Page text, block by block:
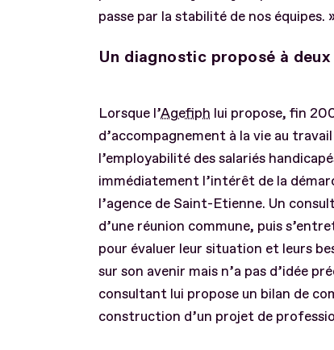
passe par la stabilité de nos équipes.
Un diagnostic proposé à
Lorsque l’Agefiph lui propose, fin
d’accompagnement à la vie au
l’employabilité des salariés
immédiatement l’intérêt de la
l’agence de Saint-Etienne. Un
d’une réunion commune, puis
pour évaluer leur situation et leurs
sur son avenir mais n’a pas d’idée
consultant lui propose un bilan de
construction d’un projet de